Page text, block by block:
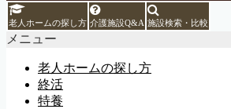
老人ホームの探し方 介護施設Q&A 施設検索・比較
メニュー
老人ホームの探し方
終活
特養